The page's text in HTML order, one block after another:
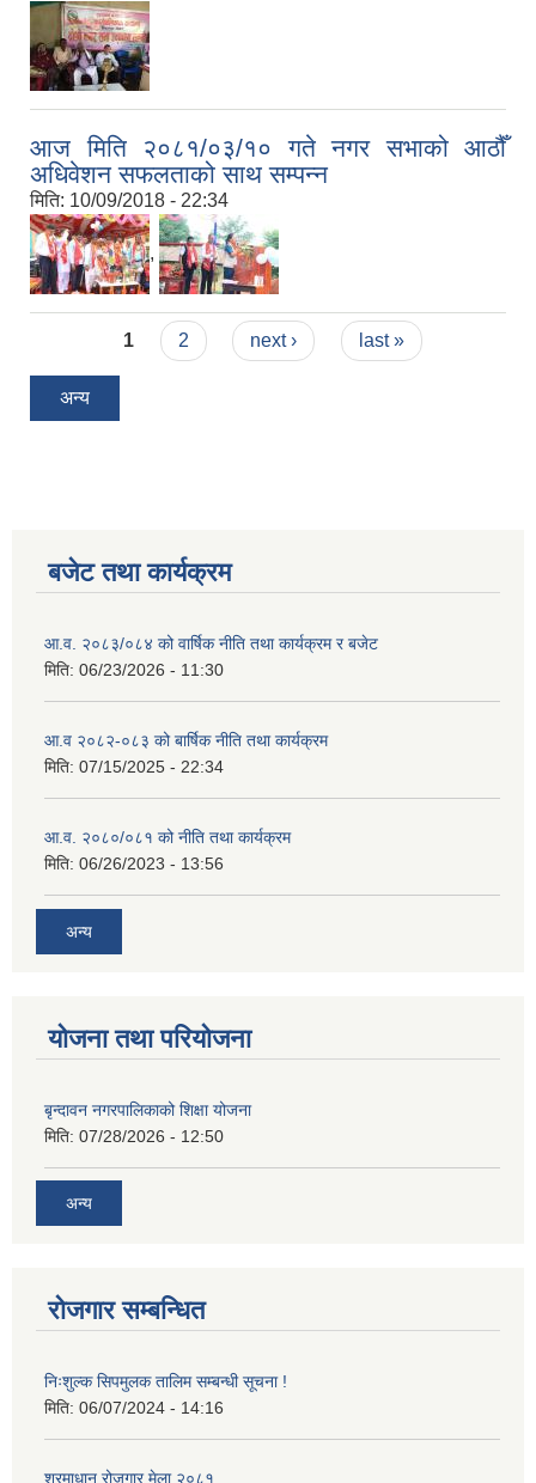
आज मिति २०८१/०३/१० गते नगर सभाको आठौँ
अधिवेशन सफलताको साथ सम्पन्न
मिति: 10/09/2018 - 22:34
,
Pages
1 2 next › last »
अन्य
बजेट तथा कार्यक्रम
आ.व. २०८३/०८४ को वार्षिक नीति तथा कार्यक्रम र बजेट
मिति: 06/23/2026 - 11:30
आ.व २०८२-०८३ को बार्षिक नीति तथा कार्यक्रम
मिति: 07/15/2025 - 22:34
आ.व. २०८०/०८१ को नीति तथा कार्यक्रम
मिति: 06/26/2023 - 13:56
अन्य
योजना तथा परियोजना
बृन्दावन नगरपालिकाको शिक्षा योजना
मिति: 07/28/2026 - 12:50
अन्य
रोजगार सम्बन्धित
निःशुल्क सिपमुलक तालिम सम्बन्धी सूचना !
मिति: 06/07/2024 - 14:16
श्रमाधान रोजगार मेला २०८१